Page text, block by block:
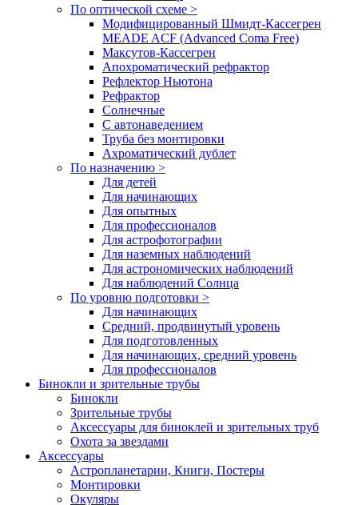
По оптической схеме >
Модифицированный Шмидт-Кассегрен
MEADE ACF (Advanced Coma Free)
Максутов-Кассегрен
Апохроматический рефрактор
Рефлектор Ньютона
Рефрактор
Солнечные
С автонаведением
Труба без монтировки
Ахроматический дублет
По назначению >
Для детей
Для начинающих
Для опытных
Для профессионалов
Для астрофотографии
Для наземных наблюдений
Для астрономических наблюдений
Для наблюдений Солнца
По уровню подготовки >
Для начинающих
Средний, продвинутый уровень
Для подготовленных
Для начинающих, средний уровень
Для профессионалов
Бинокли и зрительные трубы
Бинокли
Зрительные трубы
Аксессуары для биноклей и зрительных труб
Охота за звездами
Аксессуары
Астропланетарии, Книги, Постеры
Монтировки
Окуляры